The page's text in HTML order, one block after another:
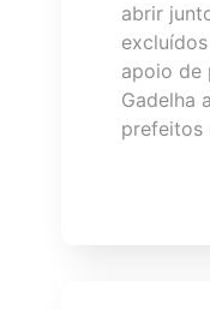
abrir
apoio de
Gadelha
prefeitos